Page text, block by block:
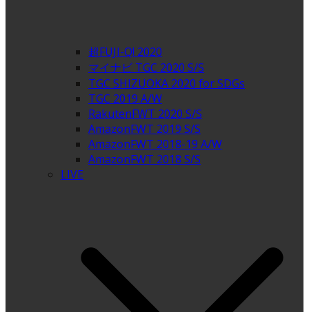
超FUJI-Q! 2020
マイナビ TGC 2020 S/S
TGC SHIZUOKA 2020 for SDGs
TGC 2019 A/W
RakutenFWT 2020 S/S
AmazonFWT 2019 S/S
AmazonFWT 2018-19 A/W
AmazonFWT 2018 S/S
LIVE